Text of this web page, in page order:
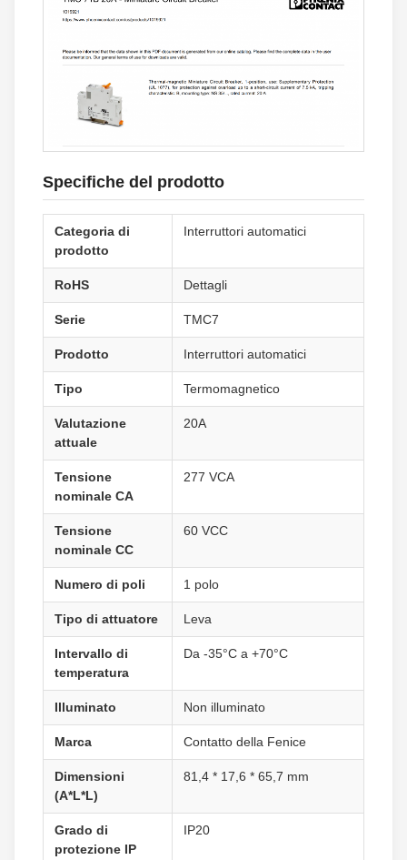
Specifiche del prodotto
Categoria di
prodotto
Interruttori automatici
RoHS Dettagli
Serie TMC7
Prodotto Interruttori automatici
Tipo Termomagnetico
Valutazione
attuale
20A
Tensione
nominale CA
277 VCA
Tensione
nominale CC
60 VCC
Numero di poli 1 polo
Tipo di attuatore Leva
Intervallo di
temperatura
Da -35°C a +70°C
Illuminato Non illuminato
Marca Contatto della Fenice
Dimensioni
(A*L*L)
81,4 * 17,6 * 65,7 mm
Grado di
protezione IP
IP20